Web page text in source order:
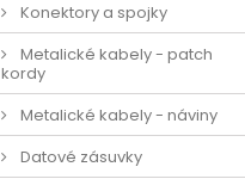
Konektory a spojky
Metalické kabely - patch
kordy
Metalické kabely - náviny
Datové zásuvky